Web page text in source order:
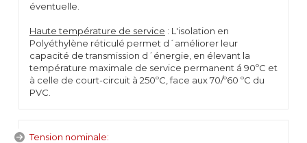
éventuelle.
Haute température de service : L'isolation en
Polyéthylène réticulé permet d´améliorer leur
capacité de transmission d´énergie, en élevant la
température maximale de service permanent á 90ºC et
à celle de court-circuit à 250ºC, face aux 70/º60 ºC du
PVC.
Tension nominale: